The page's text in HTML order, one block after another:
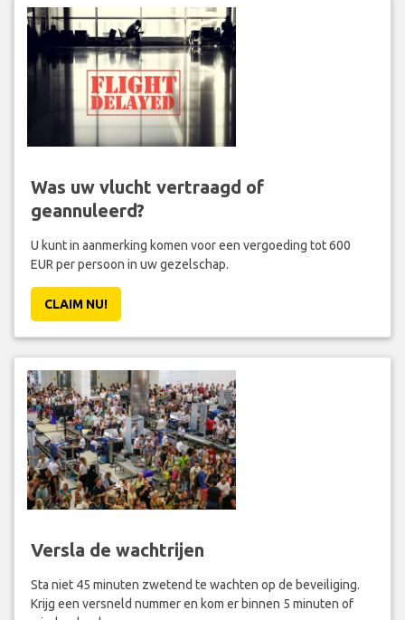
Was uw vlucht vertraagd of
geannuleerd?
U kunt in aanmerking komen voor een vergoeding tot 600
EUR per persoon in uw gezelschap.
CLAIM NU!
Versla de wachtrijen
Sta niet 45 minuten zwetend te wachten op de beveiliging.
Krijg een versneld nummer en kom er binnen 5 minuten of